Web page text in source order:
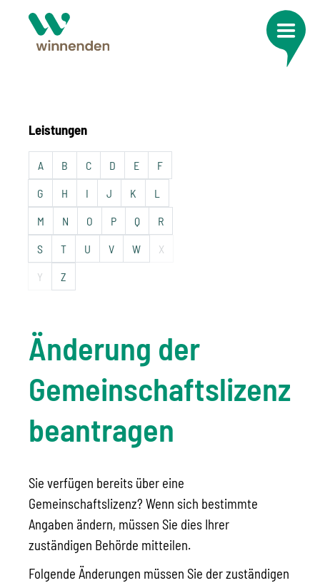
Leistungen
A B C D E F
G H I J K L
M N O P Q R
S T U V W X
Y Z
Änderung der
Gemeinschaftslizenz
beantragen
Sie verfügen bereits über eine
Gemeinschaftslizenz? Wenn sich bestimmte
Angaben ändern, müssen Sie dies Ihrer
zuständigen Behörde mitteilen.
Folgende Änderungen müssen Sie der zuständigen